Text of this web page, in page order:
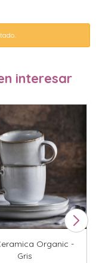
interesar
Organic -
Gris